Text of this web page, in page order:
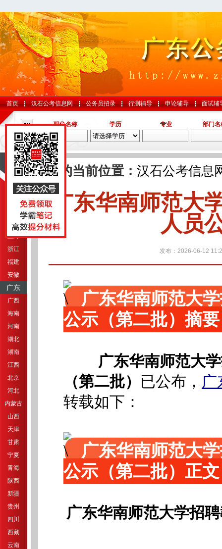
首页 汉石公考信息网 公务员招录 行测辅导 申论辅导 面试辅
职位名称 学历 专业 部门名
导航
江苏
上海
浙江
福建
安徽
广东
广西
海南
河南
湖北
湖南
江西
北京
河北
内蒙古
山西
天津
甘肃
宁夏
青海
陕西
新疆
贵州
四川
西藏
云南
您的当前位置： 汉石公考信息
广东华南师范大
人员
发布：2026-06-12
广东华南师范大
公示（第二批）摘要
广东华南师范大
（第二批） 已公布， 广
转载如下：
广东华南师范大
公示（第二批）正文
广东华南师范大学招